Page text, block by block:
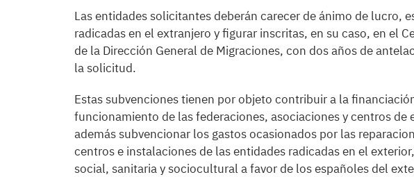
Las entidades solicitantes deberán carecer de ánimo de lucro,
radicadas en el extranjero y figurar inscritas, en su caso, en el
de la Dirección General de Migraciones, con dos años de
la solicitud.
Estas subvenciones tienen por objeto contribuir a la
funcionamiento de las federaciones, asociaciones y centros de
además subvencionar los gastos ocasionados por las
centros e instalaciones de las entidades radicadas en el
social, sanitaria y sociocultural a favor de los españoles del